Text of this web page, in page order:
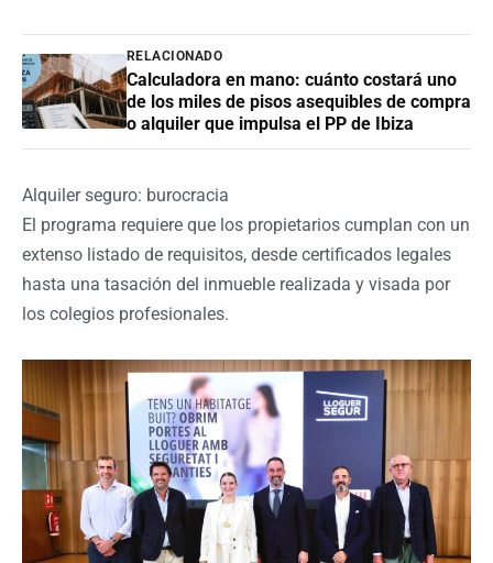
RELACIONADO
Calculadora en mano: cuánto costará uno
de los miles de pisos asequibles de compra
o alquiler que impulsa el PP de Ibiza
Alquiler seguro: burocracia
El programa requiere que los propietarios cumplan con un
extenso listado de requisitos, desde certificados legales
hasta una tasación del inmueble realizada y visada por
los colegios profesionales.